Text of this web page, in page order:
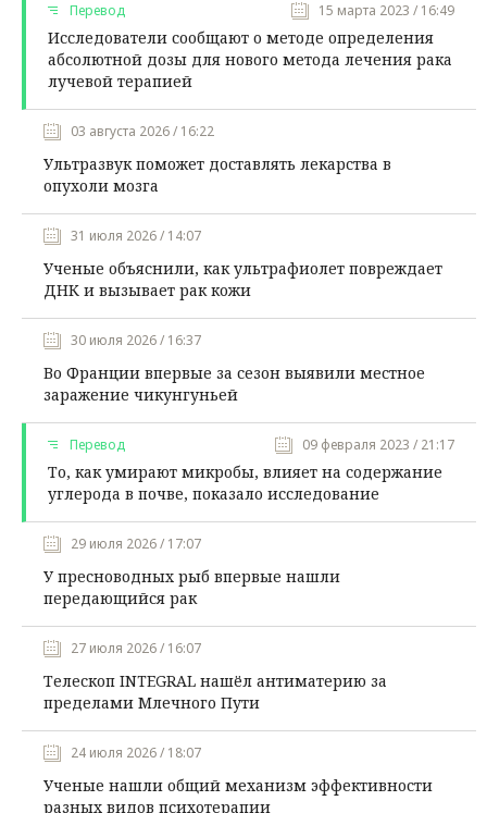
Перевод 15 марта 2023 / 16:49
Исследователи сообщают о методе определения
абсолютной дозы для нового метода лечения рака
лучевой терапией
03 августа 2026 / 16:22
Ультразвук поможет доставлять лекарства в
опухоли мозга
31 июля 2026 / 14:07
Ученые объяснили, как ультрафиолет повреждает
ДНК и вызывает рак кожи
30 июля 2026 / 16:37
Во Франции впервые за сезон выявили местное
заражение чикунгуньей
Перевод 09 февраля 2023 / 21:17
То, как умирают микробы, влияет на содержание
углерода в почве, показало исследование
29 июля 2026 / 17:07
У пресноводных рыб впервые нашли
передающийся рак
27 июля 2026 / 16:07
Телескоп INTEGRAL нашёл антиматерию за
пределами Млечного Пути
24 июля 2026 / 18:07
Ученые нашли общий механизм эффективности
разных видов психотерапии